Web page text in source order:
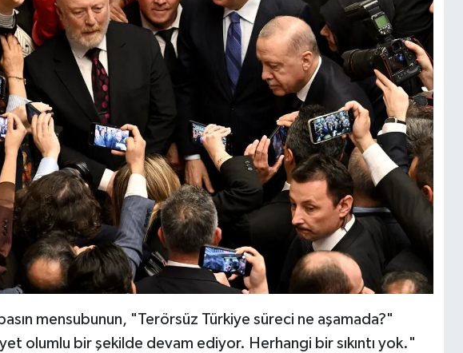
mensubunun, "Terörsüz Türkiye süreci ne aşamada?"
olumlu bir şekilde devam ediyor. Herhangi bir sıkıntı yok."